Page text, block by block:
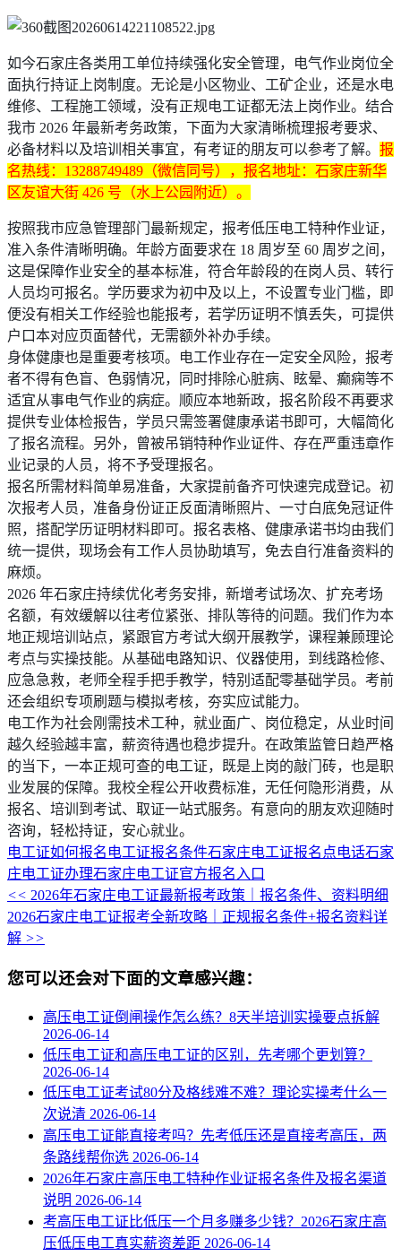
如今石家庄各类用工单位持续强化安全管理，电气作业岗位全
面执行持证上岗制度。无论是小区物业、工矿企业，还是水电
维修、工程施工领域，没有正规电工证都无法上岗作业。结合
我市 2026 年最新考务政策，下面为大家清晰梳理报考要求、
必备材料以及培训相关事宜，有考证的朋友可以参考了解。 报
名热线：13288749489（微信同号），报名地址：石家庄新华
区友谊大街 426 号（水上公园附近）。
按照我市应急管理部门最新规定，报考低压电工特种作业证，
准入条件清晰明确。年龄方面要求在 18 周岁至 60 周岁之间，
这是保障作业安全的基本标准，符合年龄段的在岗人员、转行
人员均可报名。学历要求为初中及以上，不设置专业门槛，即
便没有相关工作经验也能报考，若学历证明不慎丢失，可提供
户口本对应页面替代，无需额外补办手续。
身体健康也是重要考核项。电工作业存在一定安全风险，报考
者不得有色盲、色弱情况，同时排除心脏病、眩晕、癫痫等不
适宜从事电气作业的病症。顺应本地新政，报名阶段不再要求
提供专业体检报告，学员只需签署健康承诺书即可，大幅简化
了报名流程。另外，曾被吊销特种作业证件、存在严重违章作
业记录的人员，将不予受理报名。
报名所需材料简单易准备，大家提前备齐可快速完成登记。初
次报考人员，准备身份证正反面清晰照片、一寸白底免冠证件
照，搭配学历证明材料即可。报名表格、健康承诺书均由我们
统一提供，现场会有工作人员协助填写，免去自行准备资料的
麻烦。
2026 年石家庄持续优化考务安排，新增考试场次、扩充考场
名额，有效缓解以往考位紧张、排队等待的问题。我们作为本
地正规培训站点，紧跟官方考试大纲开展教学，课程兼顾理论
考点与实操技能。从基础电路知识、仪器使用，到线路检修、
应急急救，老师全程手把手教学，特别适配零基础学员。考前
还会组织专项刷题与模拟考核，夯实应试能力。
电工作为社会刚需技术工种，就业面广、岗位稳定，从业时间
越久经验越丰富，薪资待遇也稳步提升。在政策监管日趋严格
的当下，一本正规可查的电工证，既是上岗的敲门砖，也是职
业发展的保障。我校全程公开收费标准，无任何隐形消费，从
报名、培训到考试、取证一站式服务。有意向的朋友欢迎随时
咨询，轻松持证，安心就业。
电工证如何报名 电工证报名条件石家庄电工证报名点电话石家
庄电工证办理石家庄电工证官方报名入口
<< 2026年石家庄电工证最新报考政策｜报名条件、资料明细
2026石家庄电工证报考全新攻略｜正规报名条件+报名资料详
解 >>
您可以还会对下面的文章感兴趣：
高压电工证倒闸操作怎么练？8天半培训实操要点拆解
2026-06-14
低压电工证和高压电工证的区别，先考哪个更划算？
2026-06-14
低压电工证考试80分及格线难不难？理论实操考什么一
次说清 2026-06-14
高压电工证能直接考吗？先考低压还是直接考高压，两
条路线帮你选 2026-06-14
2026年石家庄高压电工特种作业证报名条件及报名渠道
说明 2026-06-14
考高压电工证比低压一个月多赚多少钱？2026石家庄高
压低压电工真实薪资差距 2026-06-14